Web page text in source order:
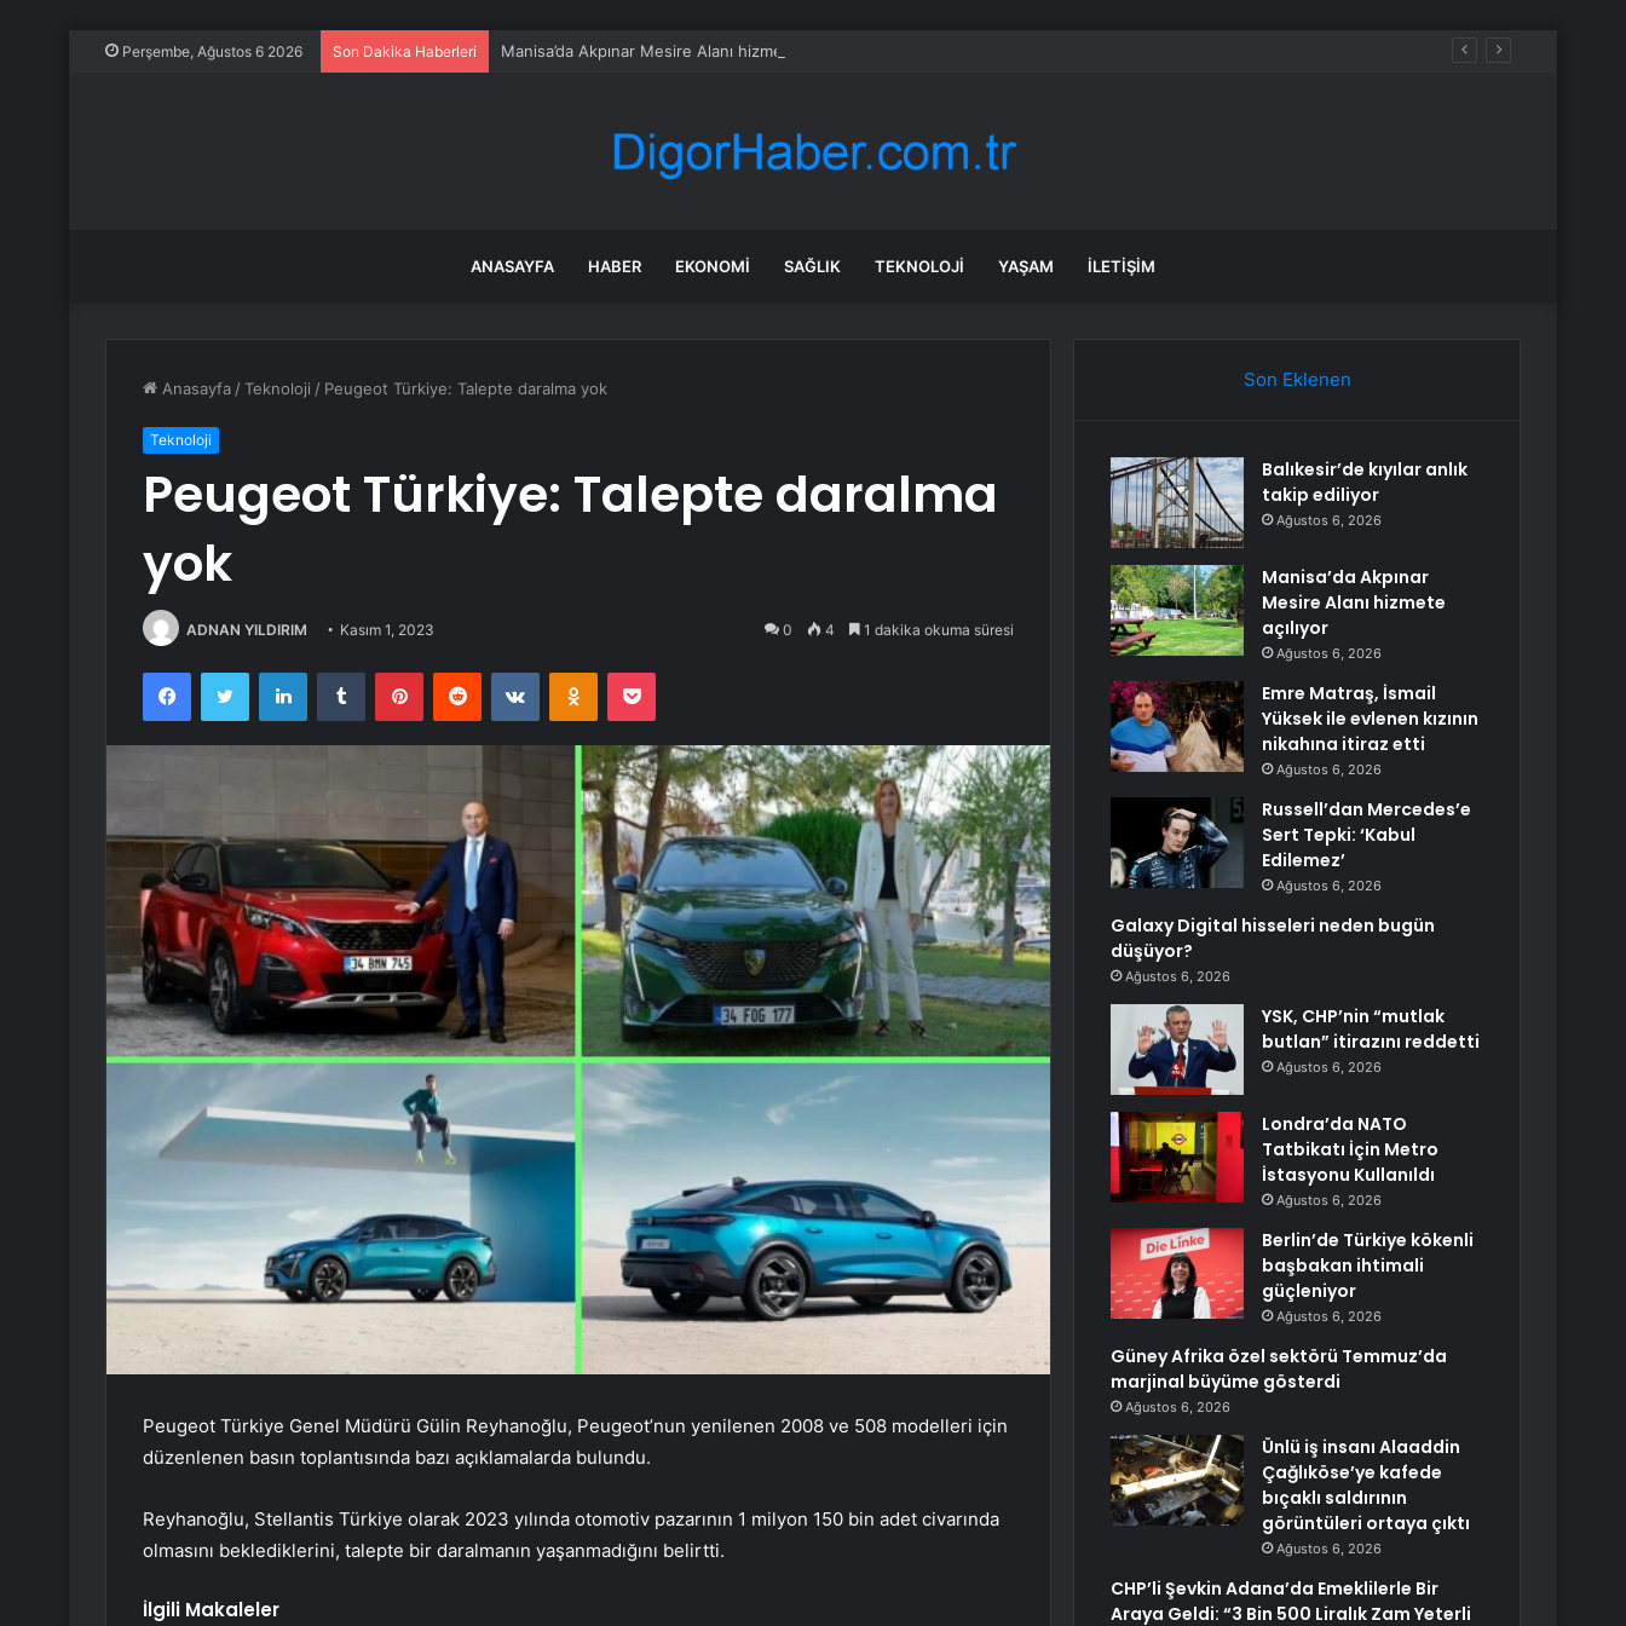
Perşembe, Ağustos 6 2026 Son Dakika Haberleri Manisa’da Akpınar Mesire Alanı hizmete açılıyor
ANASAYFA HABER EKONOMI SAĞLIK TEKNOLOJI YAŞAM İLETIŞIM
Anasayfa /Teknoloji / Peugeot Türkiye: Talepte daralma yok
Teknoloji
Peugeot Türkiye: Talepte daralma
yok
ADNAN YILDIRIM Kasım 1, 2023 0 4 1 dakika okuma süresi
FacebookTwitter LinkedInTumblr PinterestReddit VKontakteOdnoklassniki
Pocket
Peugeot Türkiye Genel Müdürü Gülin Reyhanoğlu, Peugeot’nun yenilenen 2008 ve 508 modelleri için
düzenlenen basın toplantısında bazı açıklamalarda bulundu.
Reyhanoğlu, Stellantis Türkiye olarak 2023 yılında otomotiv pazarının 1 milyon 150 bin adet civarında
olmasını beklediklerini, talepte bir daralmanın yaşanmadığını belirtti.
İlgili Makaleler
Son Eklenen
Balıkesir’de kıyılar anlık
takip ediliyor
Ağustos 6, 2026
Manisa’da Akpınar
Mesire Alanı hizmete
açılıyor
Ağustos 6, 2026
Emre Matraş, İsmail
Yüksek ile evlenen kızının
nikahına itiraz etti
Ağustos 6, 2026
Russell’dan Mercedes’e
Sert Tepki: ‘Kabul
Edilemez’
Ağustos 6, 2026
Galaxy Digital hisseleri neden bugün
düşüyor?
Ağustos 6, 2026
YSK, CHP’nin “mutlak
butlan” itirazını reddetti
Ağustos 6, 2026
Londra’da NATO
Tatbikatı İçin Metro
İstasyonu Kullanıldı
Ağustos 6, 2026
Berlin’de Türkiye kökenli
başbakan ihtimali
güçleniyor
Ağustos 6, 2026
Güney Afrika özel sektörü Temmuz’da
marjinal büyüme gösterdi
Ağustos 6, 2026
Ünlü iş insanı Alaaddin
Çağlıköse’ye kafede
bıçaklı saldırının
görüntüleri ortaya çıktı
Ağustos 6, 2026
CHP’li Şevkin Adana’da Emeklilerle Bir
Araya Geldi: “3 Bin 500 Liralık Zam Yeterli